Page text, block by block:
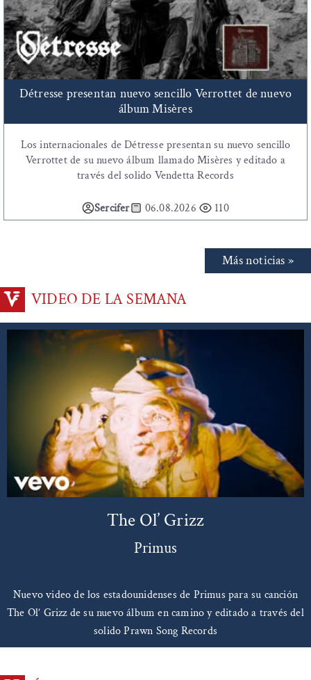
Détresse presentan nuevo sencillo Verrottet de nuevo
álbum Misères
Los internacionales de Détresse presentan su nuevo sencillo
Verrottet de su nuevo álbum llamado Misères y editado a
través del solido Vendetta Records
Sercifer 06.08.2026 110
Más noticias »
VIDEO DE LA SEMANA
The Ol’ Grizz
Primus
Nuevo video de los estadounidenses de Primus para su canción
The Ol’ Grizz de su nuevo álbum en camino y editado a través del
solido Prawn Song Records